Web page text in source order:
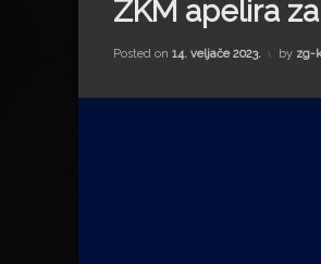
ZKM apelira
Posted on 14. veljače 2023. by zg-